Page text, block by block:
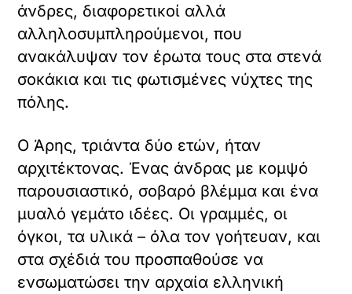
άνδρες, διαφορετικοί αλλά
αλληλοσυμπληρούμενοι, που
ανακάλυψαν τον έρωτα τους στα στενά
σοκάκια και τις φωτισμένες νύχτες της
πόλης.
Ο Άρης, τριάντα δύο ετών, ήταν
αρχιτέκτονας. Ένας άνδρας με κομψό
παρουσιαστικό, σοβαρό βλέμμα και ένα
μυαλό γεμάτο ιδέες. Οι γραμμές, οι
όγκοι, τα υλικά – όλα τον γοήτευαν, και
στα σχέδιά του προσπαθούσε να
ενσωματώσει την αρχαία ελληνική